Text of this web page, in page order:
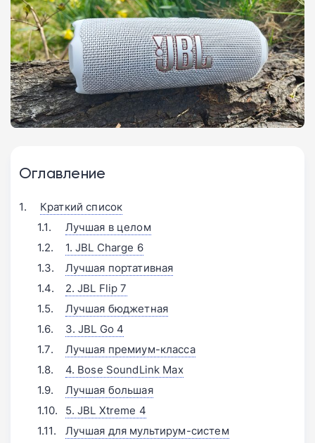
Оглавление
Краткий список
Лучшая в целом
1. JBL Charge 6
Лучшая портативная
2. JBL Flip 7
Лучшая бюджетная
3. JBL Go 4
Лучшая премиум-класса
4. Bose SoundLink Max
Лучшая большая
5. JBL Xtreme 4
Лучшая для мультирум-систем